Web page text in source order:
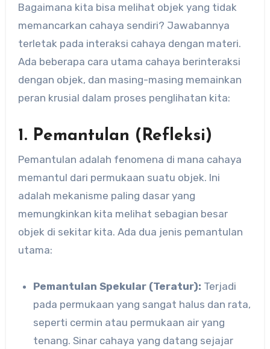
Bagaimana kita bisa melihat objek yang tidak
memancarkan cahaya sendiri? Jawabannya
terletak pada interaksi cahaya dengan materi.
Ada beberapa cara utama cahaya berinteraksi
dengan objek, dan masing-masing memainkan
peran krusial dalam proses penglihatan kita:
1. Pemantulan (Refleksi)
Pemantulan adalah fenomena di mana cahaya
memantul dari permukaan suatu objek. Ini
adalah mekanisme paling dasar yang
memungkinkan kita melihat sebagian besar
objek di sekitar kita. Ada dua jenis pemantulan
utama:
Pemantulan Spekular (Teratur): Terjadi
pada permukaan yang sangat halus dan rata,
seperti cermin atau permukaan air yang
tenang. Sinar cahaya yang datang sejajar